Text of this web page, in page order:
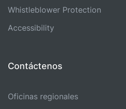
Whistleblower Protection
Accessibility
Contáctenos
Oficinas regionales